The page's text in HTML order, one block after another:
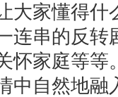
大家懂得什
连串的反
怀家庭等等
中自然地融